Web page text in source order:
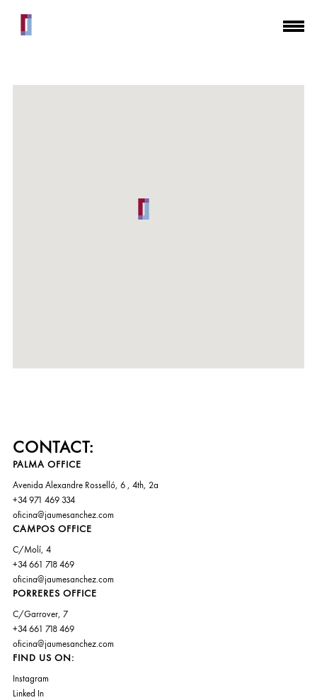
CONTACT:
PALMA OFFICE
Avenida Alexandre Rosselló, 6 , 4th, 2a
+34 971 469 334
oficina@jaumesanchez.com
CAMPOS OFFICE
C/Molí, 4
+34 661 718 469
oficina@jaumesanchez.com
PORRERES OFFICE
C/Garrover, 7
+34 661 718 469
oficina@jaumesanchez.com
FIND US ON:
Instagram
Linked In